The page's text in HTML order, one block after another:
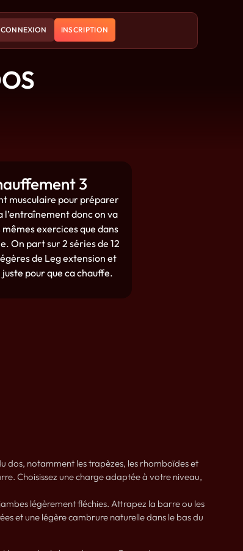
CONNEXION INSCRIPTION
3
musculaire pour préparer
l’entraînement donc on va
exercices que dans
On part sur 2 séries de 12
de Leg extension et
pour que ca chauffe.
dos, notamment les trapèzes, les rhomboïdes et
Choisissez une charge adaptée à votre niveau,
légèrement fléchies. Attrapez la barre ou les
et une légère cambrure naturelle dans le bas du